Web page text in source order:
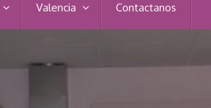
Valencia Contactanos